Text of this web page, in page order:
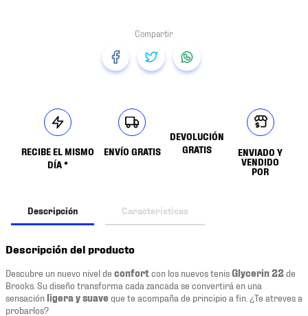
RECIBE EL MISMO
DÍA *
ENVÍO GRATIS
DEVOLUCIÓN
GRATIS
ENVIADO Y
VENDIDO
POR
Descripción Características
Descripción del producto
Descubre un nuevo nivel de confortcon los nuevos tenisGlycerin 22 de
Brooks. Su diseño transforma cada zancada se convertirá en una
sensaciónligera y suave que te acompaña de principio a fin. ¿Te atreves a
probarlos?